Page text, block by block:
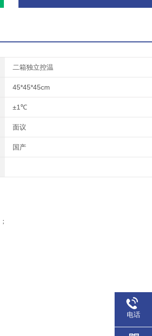
二箱独立控温
45*45*45cm
±1℃
面议
国产
；
电话